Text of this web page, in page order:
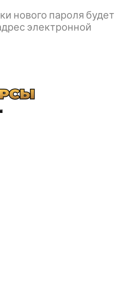
нового пароля будет
электронной